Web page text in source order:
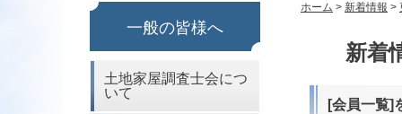
一般の皆様へ
土地家屋調査士会につ
いて
ホーム > 新着情報 >
新着
[会員一覧]